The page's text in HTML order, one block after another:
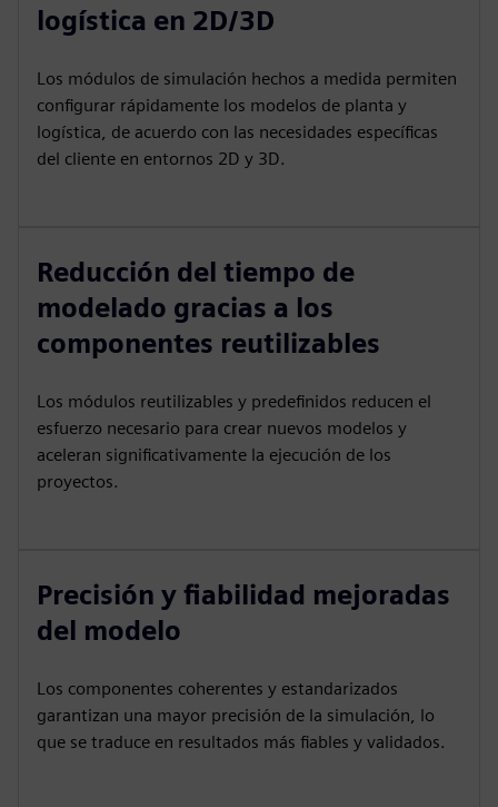
logística en 2D/3D
Los módulos de simulación hechos a medida permiten
configurar rápidamente los modelos de planta y
logística, de acuerdo con las necesidades específicas
del cliente en entornos 2D y 3D.
Reducción del tiempo de
modelado gracias a los
componentes reutilizables
Los módulos reutilizables y predefinidos reducen el
esfuerzo necesario para crear nuevos modelos y
aceleran significativamente la ejecución de los
proyectos.
Precisión y fiabilidad mejoradas
del modelo
Los componentes coherentes y estandarizados
garantizan una mayor precisión de la simulación, lo
que se traduce en resultados más fiables y validados.